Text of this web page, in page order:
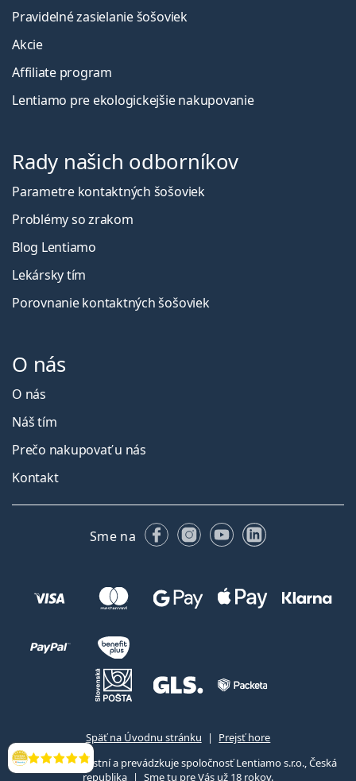
Hodnotenia
Pravidelné zasielanie šošoviek
Akcie
Affiliate program
Lentiamo pre ekologickejšie nakupovanie
Rady našich odborníkov
Parametre kontaktných šošoviek
Problémy so zrakom
Blog Lentiamo
Lekársky tím
Porovnanie kontaktných šošoviek
O nás
O nás
Náš tím
Prečo nakupovať u nás
Kontakt
Sme na FacebookuInstagrame
YouTubeLinkedIn
Späť na Úvodnu stránku
Prejsť hore
Lentiamo.sk vlastní a prevádzkuje spoločnosť Lentiamo s.r.o., Česká
republika
Sme tu pre Vás už 18 rokov.